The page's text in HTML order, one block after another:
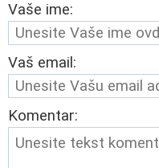
Vaše ime:
Vaš email:
Komentar: